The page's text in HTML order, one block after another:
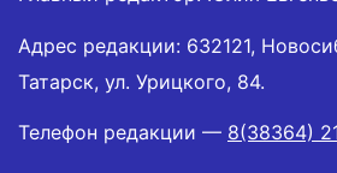
Адрес редакции: 632121,
Татарск, ул. Урицкого, 84.
Телефон редакции — 8(38364)